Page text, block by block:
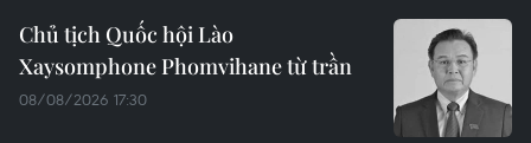
Chủ tịch Quốc hội Lào
Xaysomphone Phomvihane từ trần
08/08/2026 17:30